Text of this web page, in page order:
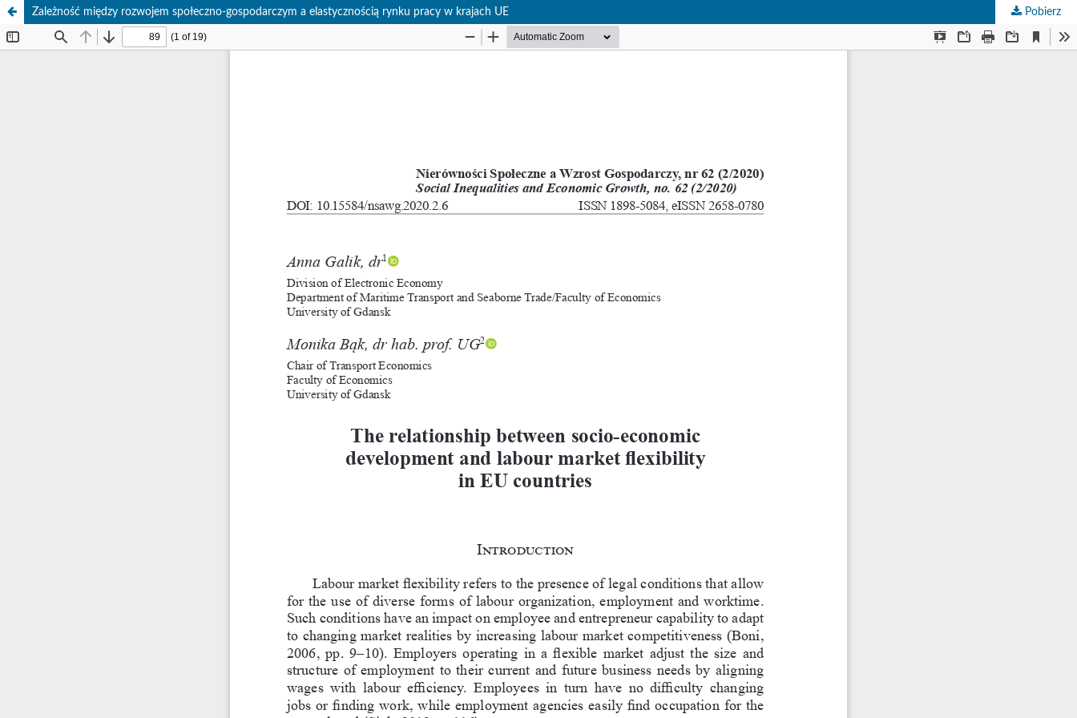
Zależność między rozwojem społeczno-gospodarczym a elastycznością rynku pracy w krajach UE Pobierz